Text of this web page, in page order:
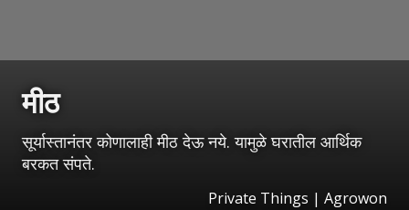
मीठ
सूर्यास्तानंतर कोणालाही मीठ देऊ नये. यामुळे घरातील आर्थिक
बरकत संपते.
Private Things | Agrowon